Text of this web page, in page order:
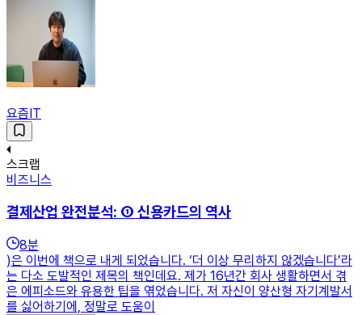
요즘IT
스크랩
비즈니스
결제산업 완전분석: ① 신용카드의 역사
8분
)은 이번에 책으로 내게 되었습니다. ‘더 이상 무리하지 않겠습니다’라
는 다소 도발적인 제목의 책인데요. 제가 16년간 회사 생활하면서 겪
은 에피소드와 유용한 팁을 엮었습니다. 저 자신이 양산형 자기계발서
를 싫어하기에, 정말로 도움이